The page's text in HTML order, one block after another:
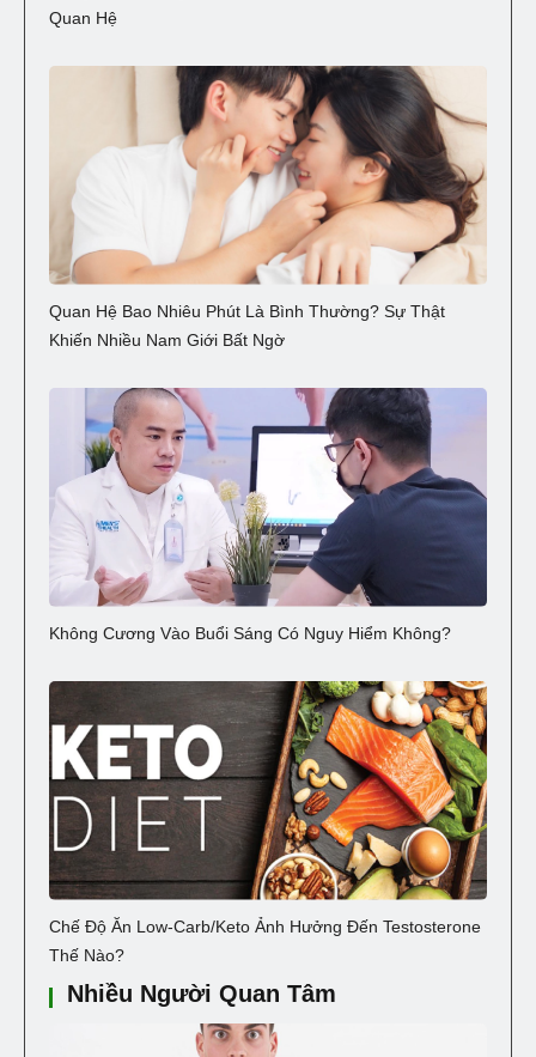
Quan Hệ
Quan Hệ Bao Nhiêu Phút Là Bình Thường? Sự Thật
Khiến Nhiều Nam Giới Bất Ngờ
Không Cương Vào Buổi Sáng Có Nguy Hiểm Không?
Chế Độ Ăn Low-Carb/Keto Ảnh Hưởng Đến Testosterone
Thế Nào?
Nhiều Người Quan Tâm